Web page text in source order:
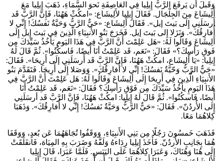
وَقَبلَ أَن يَرفَعَ الرَّبُّ إِيلِيا فِي العَاصِفَةِ نَحوَ السَّمَاءِ، ذَهَبَ إِيلِيا مَعَ
أَلِيشَاعَ مِنَ الجِلْجَال. فَقَالَ إِيلِيا لأَلِيشَاع: «امكُثْ هَهُنَا، فَإِنَّ الرَّبَّ قَد
أَرسَلَنِي إِلَى بَيتَ إيل». فَقَالَ أَلِيشَاع: «حَيٌّ الرَّبُّ وَحَيَّةٌ نَفسُكَ! إِنِّي لا
أُفارِقُكَ». وَنَزَلا إِلى بَيتَ إيل. فَخَرَجَ بَنُو الأَنبِيَاءِ الَّذِينَ فِي بَيتَ إِيل إِلَى
أَلِيشَاعَ وَقَالُوا لَهُ: «هَل عَلِمْتَ أَنَّ الرَّبَّ فِي هَذَا اليَومِ يَأخُذُ سَيِّدَكَ مِن
فَوقِ رَأسِكَ؟» فَقَالَ: «نَعَم، قَد عَلِمْتُ أنَا أَيضًا، فَاسكُتُوا». ثُمَّ قَالَ لَهُ
إِيلِيا: «يَا أَلِيشَاع، امكُثْ هَهُنَا، فَإِنَّ الرَّبَّ قَد أَرسَلَنِي إلَى أَرِيحَا». فَقَالَ:
«حَيٌّ الرَّبُّ وَحّيَّةٌ نَفسُكَ! إنِّي لا أُفارِقُكَ». وَوَصَلا إِلَى أَرِيحَا. فَتَقَدَّمَ بَنُو
الأَنبِيَاءِ الَّذِينَ فِي أَرِيحَا إِلَى ألِيشَاعَ وَقَالُوا لَهُ: هَل عَلِمْتَ أَنَّ الرَّبَّ فِي
هَذَا اليَومِ يأخُذُ سَيِّدَكَ مِن فَوْقِ رَأسِكَ؟ فَقَالَ: «نَعَم، قَد عَلِمْتُ أَنَا
أَيضًا، فَاسكُتُوا». ثُمَّ قَالَ لَهُ إِيلِيا: امكُثْ هَهُنَا، فَإِنَّ الرَّبَّ قَد أرسَلَنِي
إِلَى الأُردُنّ». فَقَالَ: «حَيٌّ الرَّبُّ وَحَيَّةٌ نَفسُكَ! إِنِّي لا أُفارِقُكَ». وَذَهَبَا
كِلاهُمَا مَعًا.
فَذَهَبَ خَمسُونَ رَجُلًا مِن بَنِي الأَنبِيَاءِ، وَوَقَفُوا تُجَاهَهُمَا عَن بُعدٍ، وَوَقَفَا
هُمَا بِجَانِبِ الأُردُنّ. فَأَخَذَ إِيلِيا رِدَاءهُ وَلَفَّهُ وَضَرَبَ بِهِ المِيَاهَ، فَانفَلَقَتْ
إِلَى هُنَا وَهُنَاكَ، وَعَبَرَا كِلاهُمَا عَلَى اليَبَسِ. فَلَمَّا عَبَرَا، قَالَ إِيلِيا